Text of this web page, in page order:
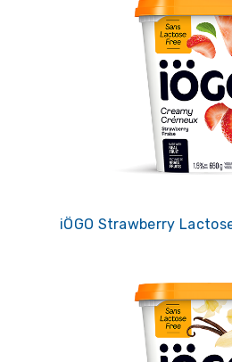
iÖGO Strawberry